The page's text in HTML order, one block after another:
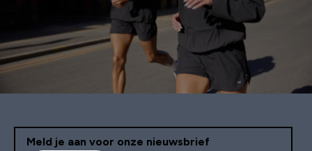
Meld je aan voor onze nieuwsbrief